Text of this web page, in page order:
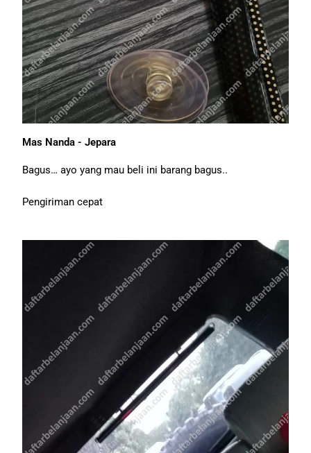
Mas Nanda - Jepara
Bagus… ayo yang mau beli ini barang bagus..
Pengiriman cepat